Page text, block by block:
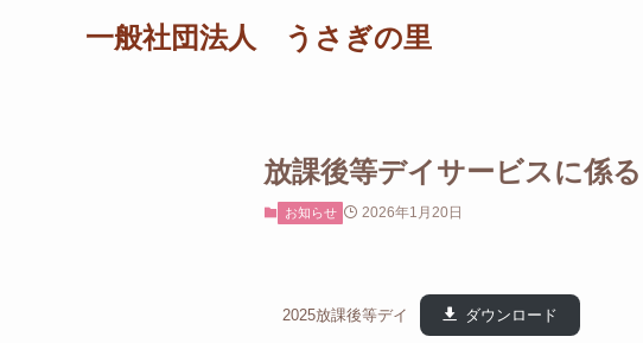
一般社団法人 うさぎの里
放課後等デイサービスに係
お知らせ 2026年1月20日
2025放課後等デイ ダウンロード